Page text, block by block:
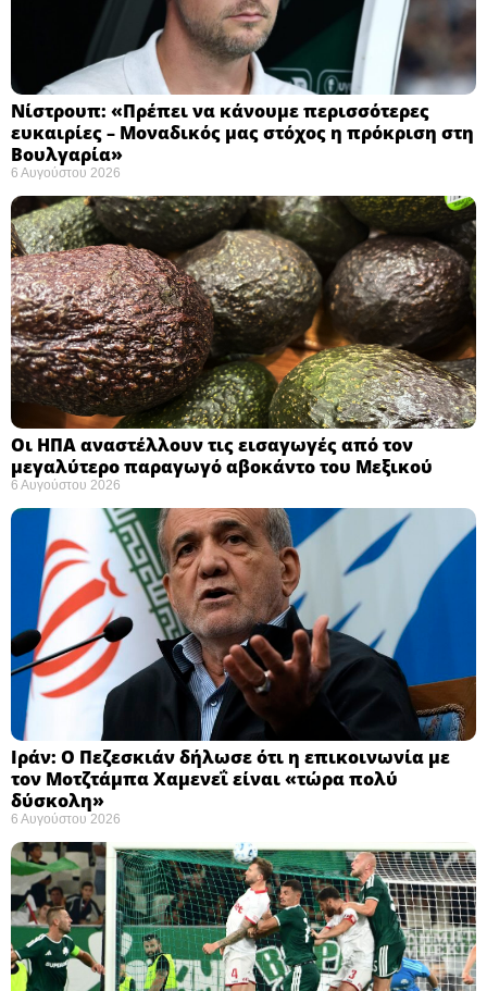
Νίστρουπ: «Πρέπει να κάνουμε περισσότερες
ευκαιρίες – Μοναδικός μας στόχος η πρόκριση στη
Βουλγαρία» ​
6 Αυγούστου 2026
Οι ΗΠΑ αναστέλλουν τις εισαγωγές από τον
μεγαλύτερο παραγωγό αβοκάντο του Μεξικού ​
6 Αυγούστου 2026
Ιράν: Ο Πεζεσκιάν δήλωσε ότι η επικοινωνία με
τον Μοτζτάμπα Χαμενεΐ είναι «τώρα πολύ
δύσκολη» ​
6 Αυγούστου 2026